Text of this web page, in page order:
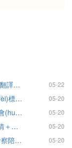
專(zhuān)業(yè)同聲傳譯服務(wù)商-尚語(yǔ)翻譯助力徐工第八屆國(guó)際客戶節(jié) 05-22
外派翻譯陪同一天多少錢(qián)？2026年收費(fèi)標(biāo)準(zhǔn)與差旅費(fèi)計(jì)算全解析 05-20
展會(huì)陪同翻譯怎么收費(fèi)？2026年博覽會(huì)翻譯報(bào)價(jià)明細(xì)參考 05-20
2026廣交會(huì)翻譯陪同全攻略：價(jià)格行情＋證件費(fèi)用＋服務(wù)指南 05-20
工廠參觀翻譯外派怎么做？2026年技術(shù)考察陪同收費(fèi)標(biāo)準(zhǔn)與派遣細(xì)節(jié) 05-20